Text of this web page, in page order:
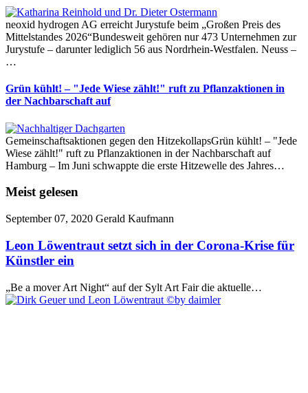
neoxid hydrogen AG erreicht Jurystufe beim „Großen Preis des
Mittelstandes 2026“Bundesweit gehören nur 473 Unternehmen zur
Jurystufe – darunter lediglich 56 aus Nordrhein-Westfalen. Neuss –
…
Grün kühlt! – "Jede Wiese zählt!" ruft zu Pflanzaktionen in
der Nachbarschaft auf
Gemeinschaftsaktionen gegen den HitzekollapsGrün kühlt! – "Jede
Wiese zählt!" ruft zu Pflanzaktionen in der Nachbarschaft auf
Hamburg – Im Juni schwappte die erste Hitzewelle des Jahres…
Meist gelesen
September 07, 2020 Gerald Kaufmann
Leon Löwentraut setzt sich in der Corona-Krise für
Künstler ein
„Be a mover Art Night“ auf der Sylt Art Fair die aktuelle…